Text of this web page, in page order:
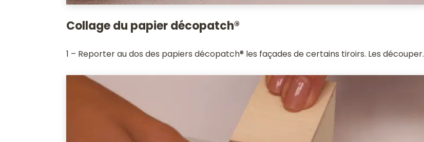
Collage du papier décopatch®
1 – Reporter au dos des papiers décopatch® les façades de certains tiroirs. Les découper.